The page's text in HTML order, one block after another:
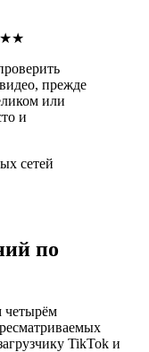
прежде
или
и
сетей
по
четырём
TikTok и